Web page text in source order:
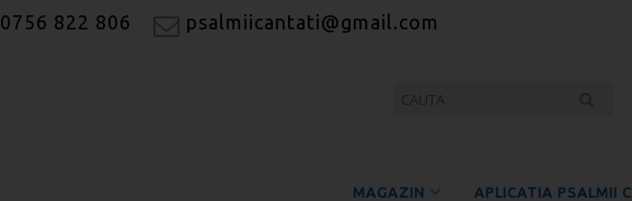
0756 822 806 psalmiicantati@gmail.com
MAGAZIN APLICATIA PSALMII C